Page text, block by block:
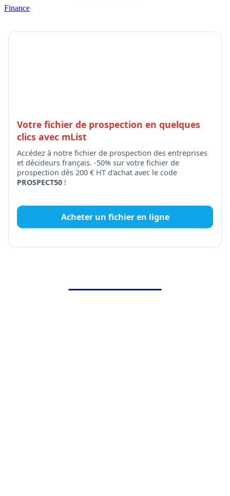
Finance
Votre fichier de prospection en quelques
clics avec mList
Accédez à notre fichier de prospection des entreprises
et décideurs français. -50% sur votre fichier de
prospection dès 200 € HT d'achat avec le code
PROSPECT50 !
Acheter un fichier en ligne